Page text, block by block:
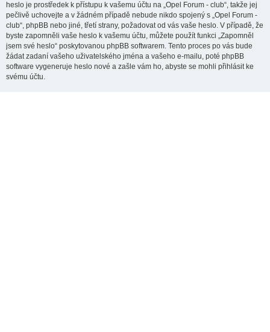
heslo je prostředek k přístupu k vašemu účtu na „Opel Forum - club“, takže jej
pečlivě uchovejte a v žádném případě nebude nikdo spojený s „Opel Forum -
club“, phpBB nebo jiné, třetí strany, požadovat od vás vaše heslo. V případě, že
byste zapomněli vaše heslo k vašemu účtu, můžete použít funkci „Zapomněl
jsem své heslo“ poskytovanou phpBB softwarem. Tento proces po vás bude
žádat zadaní vašeho uživatelského jména a vašeho e-mailu, poté phpBB
software vygeneruje heslo nové a zašle vám ho, abyste se mohli přihlásit ke
svému účtu.